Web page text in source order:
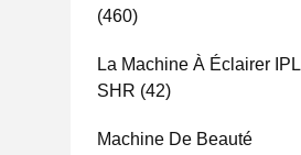
(460)
La Machine À Éclairer IPL
SHR (42)
Machine De Beauté